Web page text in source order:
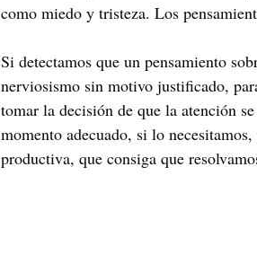
como miedo y tristeza. Los
Si detectamos que un pensamiento
nerviosismo sin motivo justificado,
tomar la decisión de que la atención
momento adecuado, si lo
productiva, que consiga que